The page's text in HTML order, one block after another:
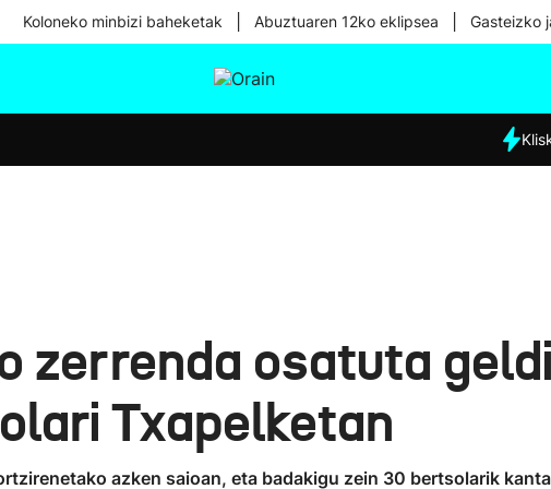
Koloneko minbizi baheketak Abuztuaren 12ko eklipsea Gasteizko
Eguraldia
zerrenda osatuta
Txapelketan
azken saioan, eta badakigu zein 30 bertsolarik